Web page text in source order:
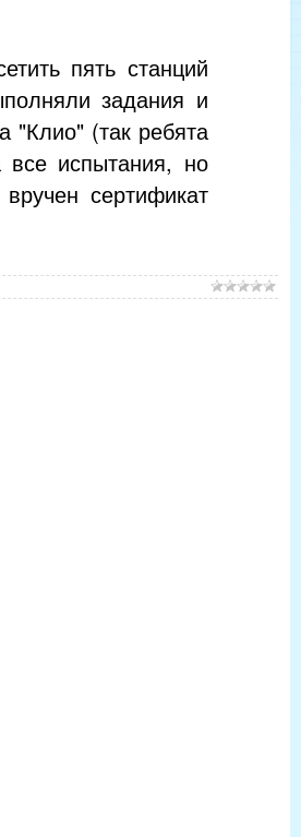
пять станций
задания и
"Клио" (так ребята
все испытания, но
сертификат